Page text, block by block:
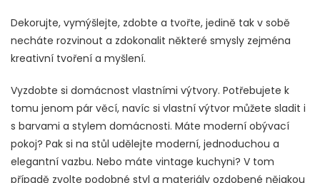
Dekorujte, vymýšlejte, zdobte a tvořte, jedině tak v sobě
necháte rozvinout a zdokonalit některé smysly zejména
kreativní tvoření a myšlení.
Vyzdobte si domácnost vlastními výtvory. Potřebujete k
tomu jenom pár věcí, navíc si vlastní výtvor můžete sladit i
s barvami a stylem domácnosti. Máte moderní obývací
pokoj? Pak si na stůl udělejte moderní, jednoduchou a
elegantní vazbu. Nebo máte vintage kuchyni? V tom
případě zvolte podobné styl a materiály ozdobené nějakou